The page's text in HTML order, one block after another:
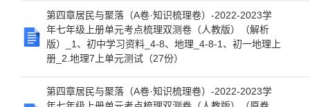
第四章居民与聚落（A卷·知识梳理卷）-2022-2023学
年七年级上册单元考点梳理双测卷（人教版）（解析
版）_1、初中学习资料_4-8、地理_4-8-1、初一地理上
册_2.地理7上单元测试（27份）
第四章居民与聚落（A卷·知识梳理卷）-2022-2023学